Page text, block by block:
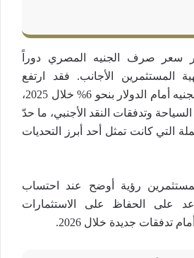
سعر صرف الجنيه المصري دوراً
المستثمرين الأجانب. فقد ارتفع
متوسط سعر صرف الجنيه أمام الدولار بنحو 6% خلال 2025،
وتدفقات النقد الأجنبي، ما حدّ
التي كانت تمثل أحد أبرز التحديات
رؤية أوضح عند احتساب
على الحفاظ على الاستثمارات
تدفقات جديدة خلال 2026.